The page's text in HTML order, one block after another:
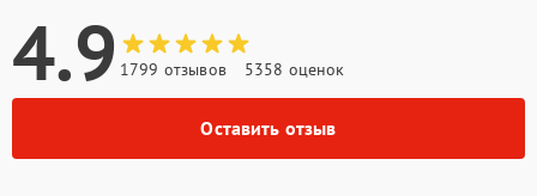
4.9 1799 отзывов 5358 оценок
Оставить отзыв